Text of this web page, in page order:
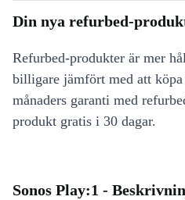
Din nya refurbed-
Refurbed-produkter är mer
billigare jämfört med att
månaders garanti med
produkt gratis i 30 dagar.
Sonos Play:1 -